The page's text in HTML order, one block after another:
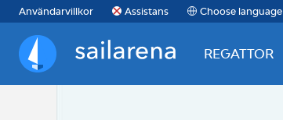
Användarvillkor Assistans Choose language
Sailarena
REGATTOR